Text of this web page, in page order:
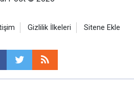
Gizlilik İlkeleri Sitene Ekle